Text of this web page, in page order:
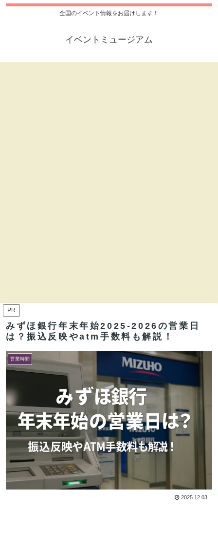
全国のイベント情報をお届けします！
イベントミュージアム
PR
みずほ銀行年末年始2025-2026の営業日
は？振込反映やatm手数料も解説！
営業時間
2025.12.03